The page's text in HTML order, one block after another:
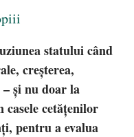
statului când
creșterea,
și nu doar la
casele cetățenilor
pentru a evalua